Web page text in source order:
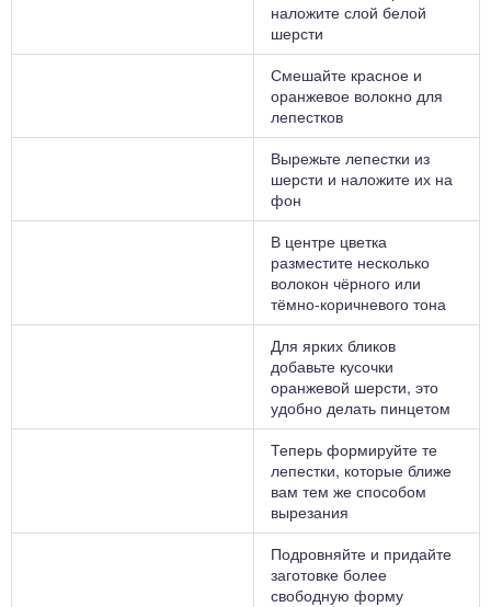
наложите слой белой
шерсти
Смешайте красное и
оранжевое волокно для
лепестков
Вырежьте лепестки из
шерсти и наложите их на
фон
В центре цветка
разместите несколько
волокон чёрного или
тёмно-коричневого тона
Для ярких бликов
добавьте кусочки
оранжевой шерсти, это
удобно делать пинцетом
Теперь формируйте те
лепестки, которые ближе
вам тем же способом
вырезания
Подровняйте и придайте
заготовке более
свободную форму